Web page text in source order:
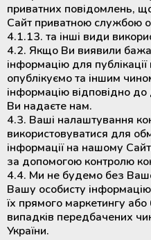
приватних повідомлень,
Сайт приватною службою
4.1.13. та інші види
4.2. Якщо Ви виявили
інформацію для
опублікуємо та іншим
інформацію відповідно до
Ви надаєте нам.
4.3. Ваші налаштування
використовуватися для
інформації на нашому
за допомогою контролю
4.4. Ми не будемо без
Вашу особисту інформацію
їх прямого маркетингу
випадків передбачених
України.